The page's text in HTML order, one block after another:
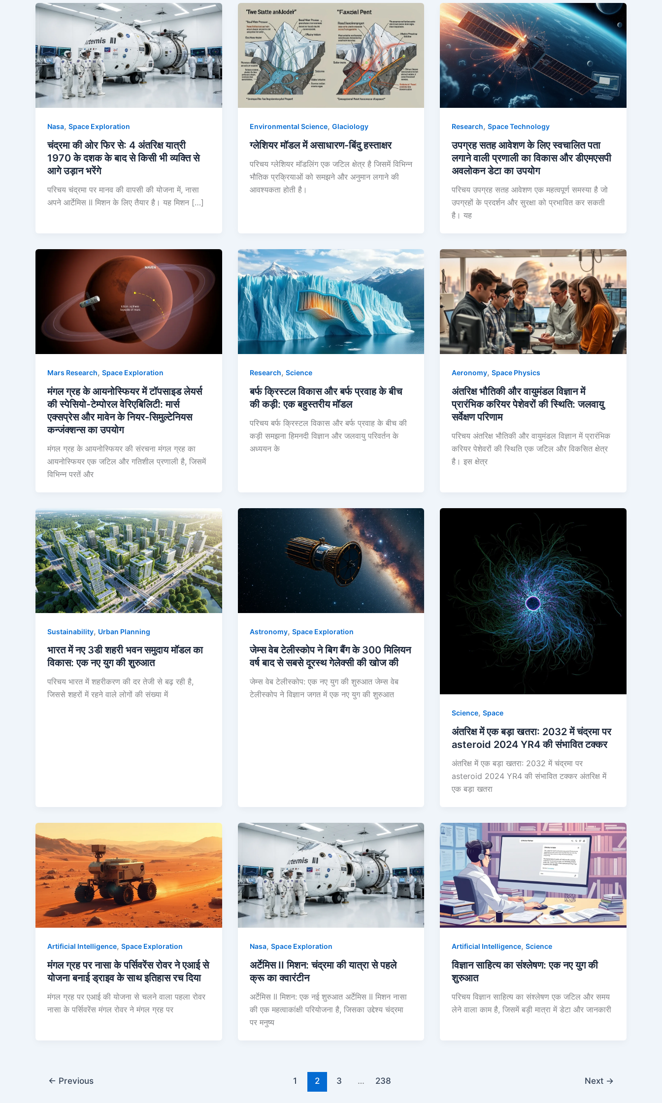
Nasa, Space Exploration
चंद्रमा की ओर फिर से: 4 अंतरिक्ष यात्री
1970 के दशक के बाद से किसी भी व्यक्ति से
आगे उड़ान भरेंगे
परिचय चंद्रमा पर मानव की वापसी की योजना में, नासा
अपने आर्टेमिस II मिशन के लिए तैयार है। यह मिशन […]
Environmental Science, Glaciology
ग्लेशियर मॉडल में असाधारण-बिंदु हस्ताक्षर
परिचय ग्लेशियर मॉडलिंग एक जटिल क्षेत्र है जिसमें विभिन्न
भौतिक प्रक्रियाओं को समझने और अनुमान लगाने की
आवश्यकता होती है।
Research,Space Technology
उपग्रह सतह आवेशण के लिए स्वचालित पता
लगाने वाली प्रणाली का विकास और डीएमएसपी
अवलोकन डेटा का उपयोग
परिचय उपग्रह सतह आवेशण एक महत्वपूर्ण समस्या है जो
उपग्रहों के प्रदर्शन और सुरक्षा को प्रभावित कर सकती
है। यह
Mars Research, Space Exploration
मंगल ग्रह के आयनोस्फियर में टॉपसाइड लेयर्स
की स्पेसियो-टेम्पोरल वेरिएबिलिटी: मार्स
एक्सप्रेस और मावेन के नियर-सिमुल्टेनियस
कन्जंक्शन्स का उपयोग
मंगल ग्रह के आयनोस्फियर की संरचना मंगल ग्रह का
आयनोस्फियर एक जटिल और गतिशील प्रणाली है, जिसमें
विभिन्न परतें और
Research, Science
बर्फ क्रिस्टल विकास और बर्फ प्रवाह के बीच
की कड़ी: एक बहुस्तरीय मॉडल
परिचय बर्फ क्रिस्टल विकास और बर्फ प्रवाह के बीच की
कड़ी समझना हिमनदी विज्ञान और जलवायु परिवर्तन के
अध्ययन के
Aeronomy,Space Physics
अंतरिक्ष भौतिकी और वायुमंडल विज्ञान में
प्रारंभिक करियर पेशेवरों की स्थिति: जलवायु
सर्वेक्षण परिणाम
परिचय अंतरिक्ष भौतिकी और वायुमंडल विज्ञान में प्रारंभिक
करियर पेशेवरों की स्थिति एक जटिल और विकसित क्षेत्र
है। इस क्षेत्र
Sustainability, Urban Planning
भारत में नए 3डी शहरी भवन समुदाय मॉडल का
विकास: एक नए युग की शुरुआत
परिचय भारत में शहरीकरण की दर तेजी से बढ़ रही है,
जिससे शहरों में रहने वाले लोगों की संख्या में
Astronomy, Space Exploration
जेम्स वेब टेलीस्कोप ने बिग बैंग के 300 मिलियन
वर्ष बाद से सबसे दूरस्थ गेलेक्सी की खोज की
जेम्स वेब टेलीस्कोप: एक नए युग की शुरुआत जेम्स वेब
टेलीस्कोप ने विज्ञान जगत में एक नए युग की शुरुआत
Science,Space
अंतरिक्ष में एक बड़ा खतरा: 2032 में चंद्रमा पर
asteroid 2024 YR4 की संभावित टक्कर
अंतरिक्ष में एक बड़ा खतरा: 2032 में चंद्रमा पर
asteroid 2024 YR4 की संभावित टक्कर अंतरिक्ष में
एक बड़ा खतरा
Artificial Intelligence, Space Exploration
मंगल ग्रह पर नासा के पर्सिवरेंस रोवर ने एआई से
योजना बनाई ड्राइव के साथ इतिहास रच दिया
मंगल ग्रह पर एआई की योजना से चलने वाला पहला रोवर
नासा के पर्सिवरेंस मंगल रोवर ने मंगल ग्रह पर
Nasa, Space Exploration
अर्टेमिस II मिशन: चंद्रमा की यात्रा से पहले
क्रू का क्वारंटीन
अर्टेमिस II मिशन: एक नई शुरुआत अर्टेमिस II मिशन नासा
की एक महत्वाकांक्षी परियोजना है, जिसका उद्देश्य चंद्रमा
पर मनुष्य
Artificial Intelligence,Science
विज्ञान साहित्य का संश्लेषण: एक नए युग की
शुरुआत
परिचय विज्ञान साहित्य का संश्लेषण एक जटिल और समय
लेने वाला काम है, जिसमें बड़ी मात्रा में डेटा और जानकारी
← Previous 1 2 3 … 238 Next →